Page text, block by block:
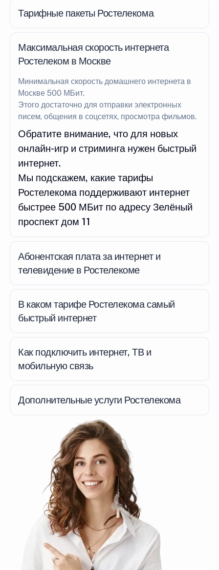
Тарифные пакеты Ростелекома
Максимальная скорость интернета
Ростелеком в Москве
Минимальная скорость домашнего интернета в
Москве 500 МБит.
Этого достаточно для отправки электронных
писем, общения в соцсетях, просмотра фильмов.
Обратите внимание, что для новых
онлайн-игр и стриминга нужен быстрый
интернет.
Мы подскажем, какие тарифы
Ростелекома поддерживают интернет
быстрее 500 МБит по адресу Зелёный
проспект дом 11
Абонентская плата за интернет и
телевидение в Ростелекоме
В каком тарифе Ростелекома самый
быстрый интернет
Как подключить интернет, ТВ и
мобильную связь
Дополнительные услуги Ростелекома